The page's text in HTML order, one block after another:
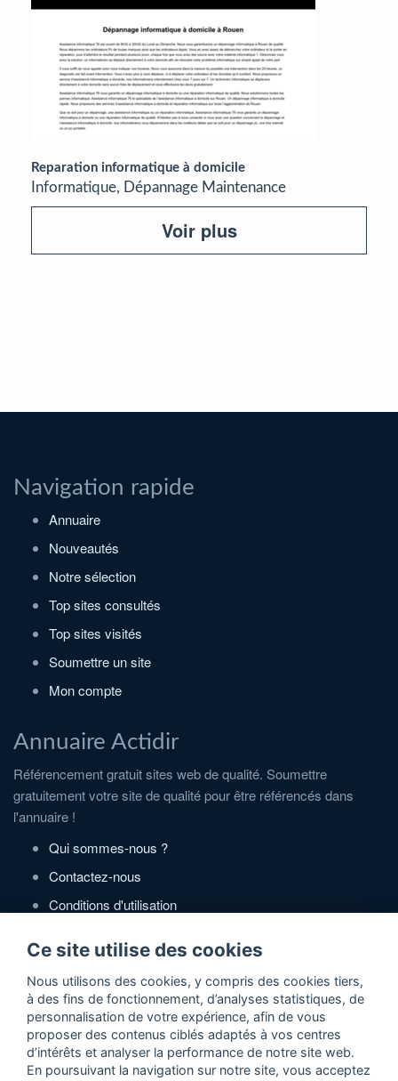
Reparation informatique à domicile
Informatique, Dépannage Maintenance
Voir plus
Navigation rapide
Annuaire
Nouveautés
Notre sélection
Top sites consultés
Top sites visités
Soumettre un site
Mon compte
Annuaire Actidir
Référencement gratuit sites web de qualité. Soumettre
gratuitement votre site de qualité pour être référencés dans
l'annuaire !
Qui sommes-nous ?
Contactez-nous
Conditions d'utilisation
Partenaires
Zone Annonces Gratuites
Locations vacances entre particuliers
Ruedesvacances
Ce site utilise des cookies
Nous utilisons des cookies, y compris des cookies tiers,
à des fins de fonctionnement, d’analyses statistiques, de
personnalisation de votre expérience, afin de vous
proposer des contenus ciblés adaptés à vos centres
d’intérêts et analyser la performance de notre site web.
En poursuivant la navigation sur notre site, vous acceptez